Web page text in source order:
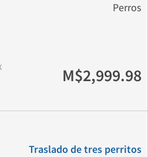
Perros
M$2,999.98
Traslado de tres perritos